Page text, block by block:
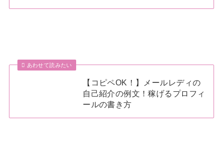
あわせて読みたい
【コピペOK！】メールレディの
自己紹介の例文！稼げるプロフィ
ールの書き方